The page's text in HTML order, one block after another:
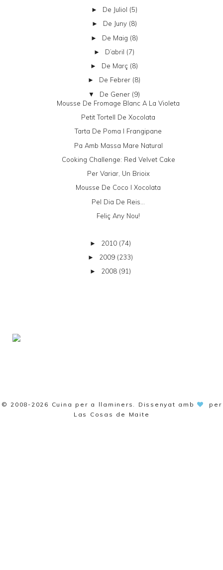
► De Juliol (5)
► De Juny (8)
► De Maig (8)
► D’abril (7)
► De Març (8)
► De Febrer (8)
▼ De Gener (9)
Mousse De Fromage Blanc A La Violeta
Petit Tortell De Xocolata
Tarta De Poma I Frangipane
Pa Amb Massa Mare Natural
Cooking Challenge: Red Velvet Cake
Per Variar, Un Brioix
Mousse De Coco I Xocolata
Pel Dia De Reis...
Feliç Any Nou!
► 2010 (74)
► 2009 (233)
► 2008 (91)
© 2008-2026 Cuina per a llaminers . Dissenyat amb
per
Las Cosas de Maite